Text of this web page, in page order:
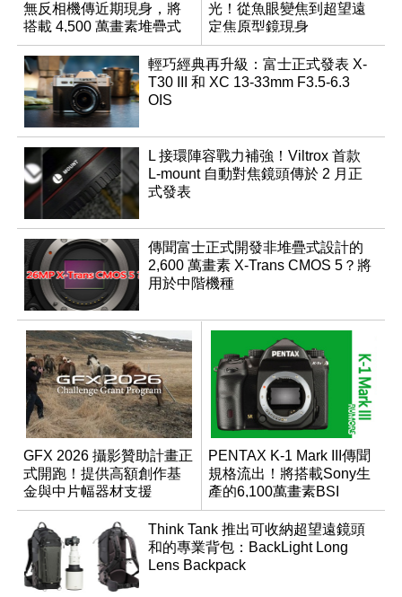
無反相機傳近期現身，將
搭載 4,500 萬畫素堆疊式
感光元件？
光！從魚眼變焦到超望遠
定焦原型鏡現身
輕巧經典再升級：富士正式發表 X-
T30 III 和 XC 13-33mm F3.5-6.3
OIS
L 接環陣容戰力補強！Viltrox 首款
L-mount 自動對焦鏡頭傳於 2 月正
式發表
傳聞富士正式開發非堆疊式設計的
2,600 萬畫素 X-Trans CMOS 5？將
用於中階機種
GFX 2026 攝影贊助計畫正
式開跑！提供高額創作基
金與中片幅器材支援
PENTAX K-1 Mark III傳聞
規格流出！將搭載Sony生
產的6,100萬畫素BSI
CMOS？
Think Tank 推出可收納超望遠鏡頭
和的專業背包：BackLight Long
Lens Backpack